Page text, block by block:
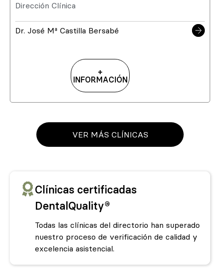
Dirección Clínica
Dr. José Mª Castilla Bersabé
+
INFORMACIÓN
VER MÁS CLÍNICAS
Clínicas certificadas
DentalQuality®
Todas las clínicas del directorio han superado
nuestro proceso de verificación de calidad y
excelencia asistencial.